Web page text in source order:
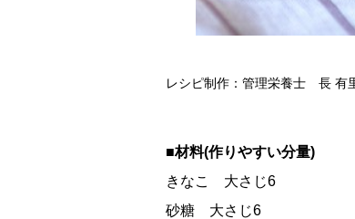
レシピ制作：管理栄養士 長 有
■材料(作りやすい分量)
きなこ 大さじ6
砂糖 大さじ6